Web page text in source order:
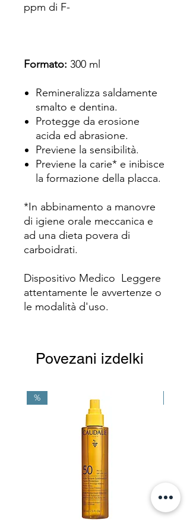
ppm di F-
Formato: 300 ml
Remineralizza saldamente
smalto e dentina.
Protegge da erosione
acida ed abrasione.
Previene la sensibilità.
Previene la carie* e inibisce
la formazione della placca.
*In abbinamento a manovre
di igiene orale meccanica e
ad una dieta povera di
carboidrati.
Dispositivo Medico Leggere
attentamente le avvertenze o
le modalità d'uso.
Povezani izdelki
%